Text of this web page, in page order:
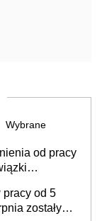
Wybrane
od pracy
od 5
zostały